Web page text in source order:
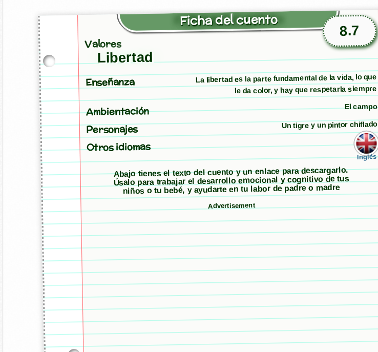
Ficha del cuento
8.7
Valores
Libertad
Enseñanza La libertad es la parte fundamental de la vida, lo que
le da color, y hay que respetarla siempre
Ambientación El campo
Personajes Un tigre y un pintor chiflado
Otros idiomas
Inglés
Abajo tienes el texto del cuento y un enlace para descargarlo.
Úsalo para trabajar el desarrollo emocional y cognitivo de tus
niños o tu bebé, y ayudarte en tu labor de padre o madre
Advertisement